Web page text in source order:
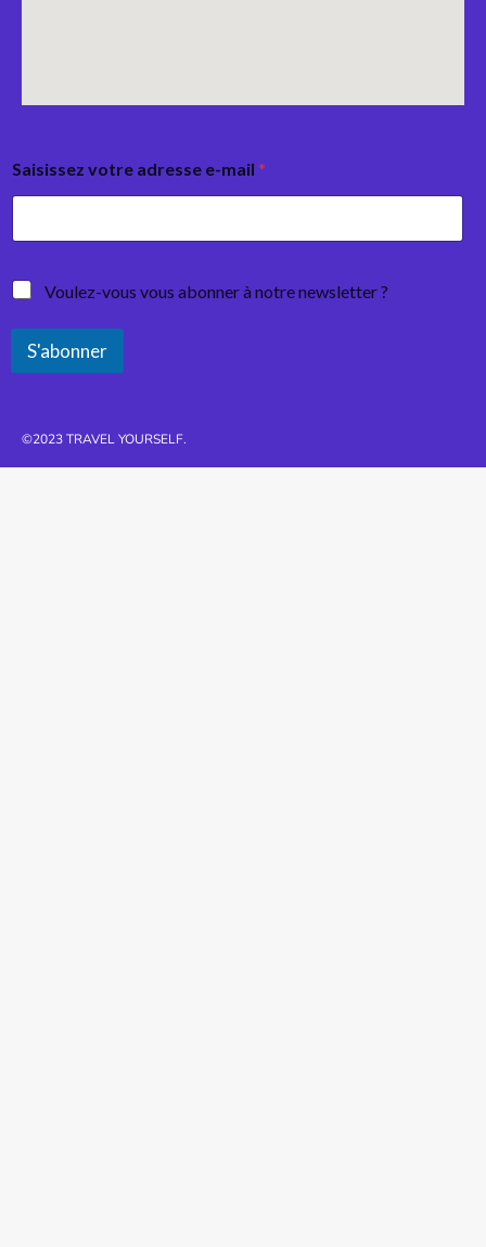
Saisissez votre adresse e-mail *
Voulez-vous vous abonner à notre newsletter ?
S'abonner
©2023 TRAVEL YOURSELF.